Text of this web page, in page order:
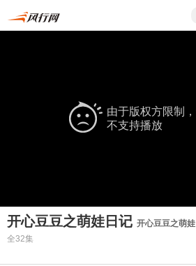
由于版权方限制
不支持播放
开心豆豆之萌娃日记 开心豆豆之萌
全32集